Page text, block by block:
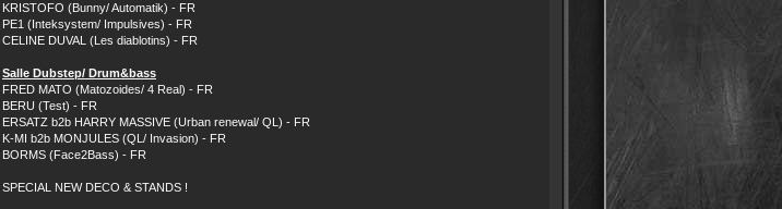
KRISTOFO (Bunny/ Automatik) - FR
PE1 (Inteksystem/ Impulsives) - FR
CELINE DUVAL (Les diablotins) - FR
Salle Dubstep/ Drum&bass
FRED MATO (Matozoides/ 4 Real) - FR
BERU (Test) - FR
ERSATZ b2b HARRY MASSIVE (Urban renewal/ QL) - FR
K-MI b2b MONJULES (QL/ Invasion) - FR
BORMS (Face2Bass) - FR
SPECIAL NEW DECO & STANDS !